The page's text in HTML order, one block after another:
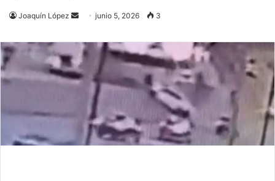
Joaquín López
Send
email
junio 5, 2026 3